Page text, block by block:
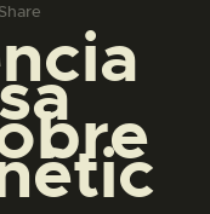
Share